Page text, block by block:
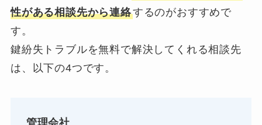
性がある相談先から連絡するのがおすすめで
す。
鍵紛失トラブルを無料で解決してくれる相談先
は、以下の4つです。